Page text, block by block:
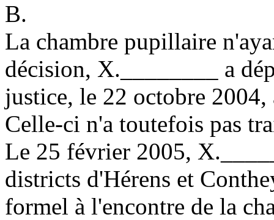
B.
La chambre pupillaire
décision, X.________ a
justice, le 22 octobre 2004,
Celle-ci n'a toutefois pas
Le 25 février 2005,
districts d'Hérens et
formel à l'encontre de la